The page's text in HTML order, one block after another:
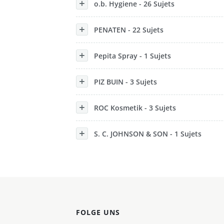
o.b. Hygiene - 26 Sujets
PENATEN - 22 Sujets
Pepita Spray - 1 Sujets
PIZ BUIN - 3 Sujets
ROC Kosmetik - 3 Sujets
S. C. JOHNSON & SON - 1 Sujets
FOLGE UNS